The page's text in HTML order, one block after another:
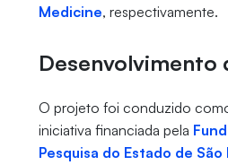
Medicine, respectivamente.
Desenvolvimento
O projeto foi conduzido
iniciativa financiada pela
Pesquisa do Estado de São